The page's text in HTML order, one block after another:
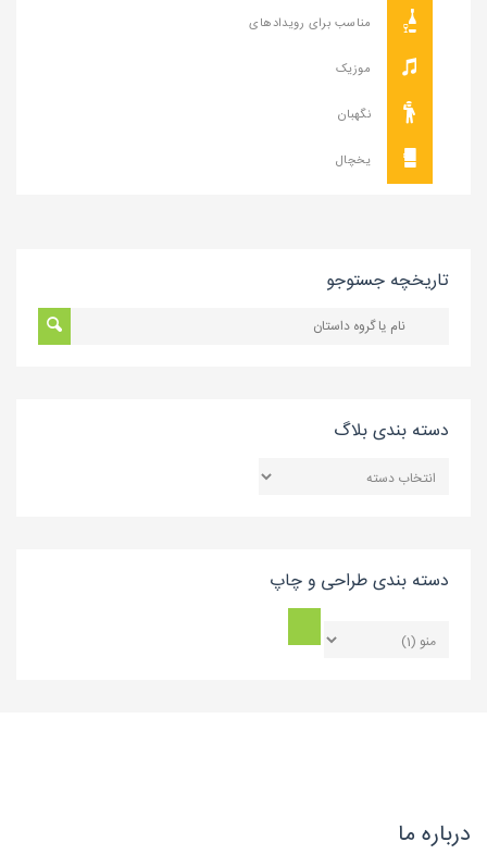
مناسب برای رویدادهای
موزیک
نگهبان
یخچال
تاریخچه جستوجو
دسته بندی بلاگ
بندی
دسته بندی طراحی و چاپ
درباره ما